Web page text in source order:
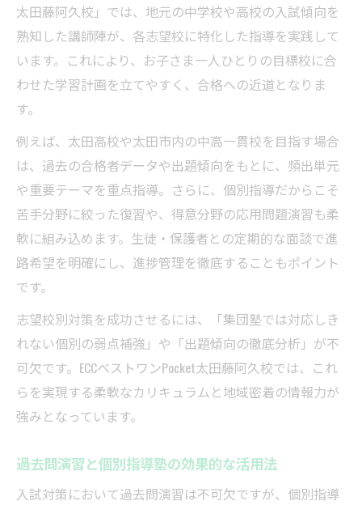
太田藤阿久校」では、地元の中学校や高校の入試傾向を
熟知した講師陣が、各志望校に特化した指導を実践して
います。これにより、お子さま一人ひとりの目標校に合
わせた学習計画を立てやすく、合格への近道となりま
す。
例えば、太田高校や太田市内の中高一貫校を目指す場合
は、過去の合格者データや出題傾向をもとに、頻出単元
や重要テーマを重点指導。さらに、個別指導だからこそ
苦手分野に絞った復習や、得意分野の応用問題演習も柔
軟に組み込めます。生徒・保護者との定期的な面談で進
路希望を明確にし、進捗管理を徹底することもポイント
です。
志望校別対策を成功させるには、「集団塾では対応しき
れない個別の弱点補強」や「出題傾向の徹底分析」が不
可欠です。ECCベストワンPocket太田藤阿久校では、これ
らを実現する柔軟なカリキュラムと地域密着の情報力が
強みとなっています。
過去問演習と個別指導塾の効果的な活用法
入試対策において過去問演習は不可欠ですが、個別指導